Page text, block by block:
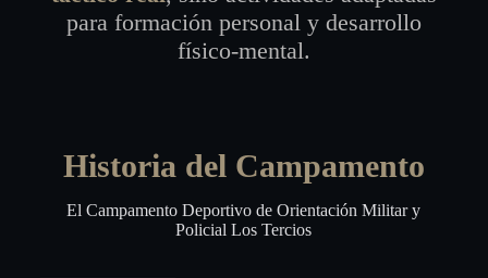
para formación personal y desarrollo
físico-mental.
Historia del Campamento
El Campamento Deportivo de Orientación Militar y
Policial Los Tercios